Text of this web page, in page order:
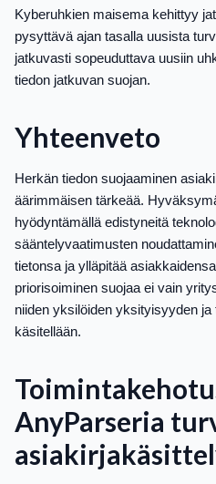
Kyberuhkien maisema kehittyy
pysyttävä ajan tasalla uusista
jatkuvasti sopeuduttava uusiin
tiedon jatkuvan suojan.
Yhteenveto
Herkän tiedon suojaaminen
äärimmäisen tärkeää.
hyödyntämällä edistyneitä
sääntelyvaatimusten
tietonsa ja ylläpitää
priorisoiminen suojaa ei vain
niiden yksilöiden yksityisyyden ja
käsitellään.
AnyParseria